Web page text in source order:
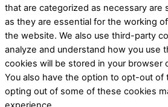
that are categorized as necessary are
as they are essential for the working
the website. We also use third-party
analyze and understand how you use
cookies will be stored in your browser
You also have the option to opt-out of
opting out of some of these cookies